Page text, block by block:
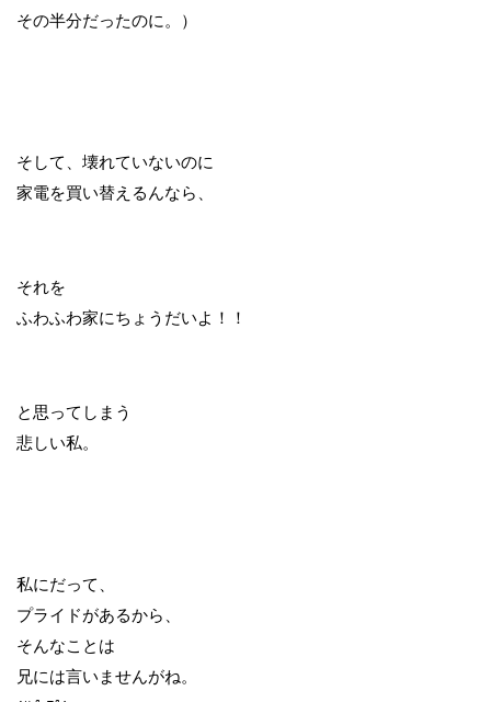
その半分だったのに。）
そして、壊れていないのに
家電を買い替えるんなら、
それを
ふわふわ家にちょうだいよ！！
と思ってしまう
悲しい私。
私にだって、
プライドがあるから、
そんなことは
兄には言いませんがね。